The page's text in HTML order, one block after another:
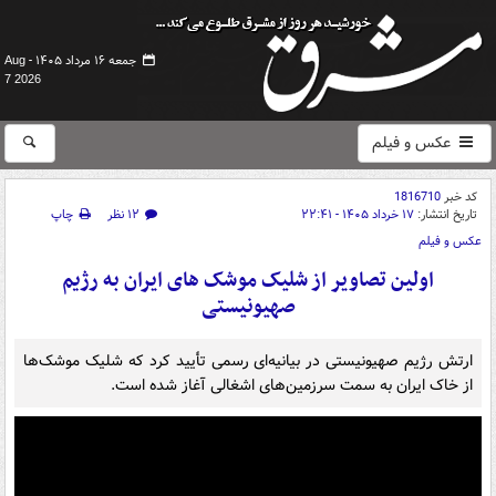
جمعه ۱۶ مرداد ۱۴۰۵ -
Aug
7 2026
عکس و فیلم
کد خبر1816710
تاریخ انتشار: ۱۷ خرداد ۱۴۰۵ - ۲۲:۴۱ ۱۲ نظر
چاپ
عکس و فیلم
اولین تصاویر از شلیک موشک های ایران به رژیم
صهیونیستی
ارتش رژیم صهیونیستی در بیانیه‌ای رسمی تأیید کرد که شلیک موشک‌ها
از خاک ایران به سمت سرزمین‌های اشغالی آغاز شده است.